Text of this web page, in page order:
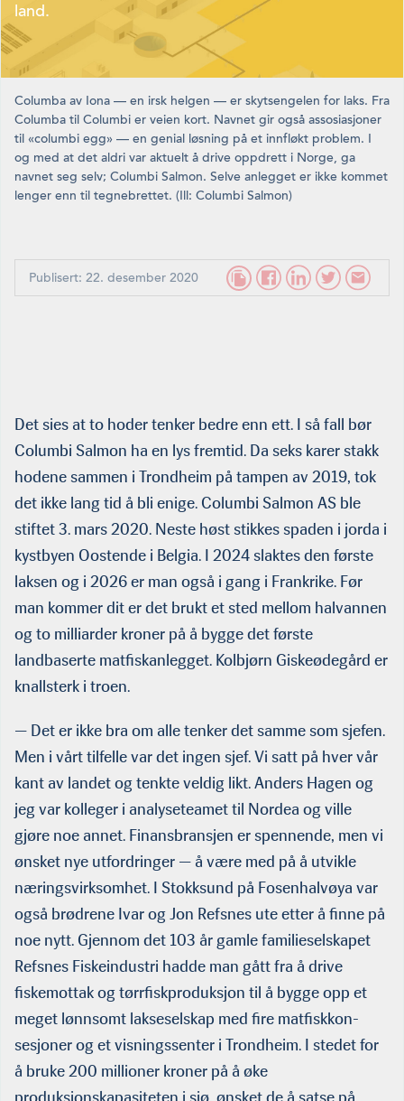
land.
Columba av Iona — en irsk helgen — er skytsengelen for laks. Fra
Columba til Columbi er veien kort. Navnet gir også assosias­joner
til «columbi egg» — en genial løsning på et innfløkt prob­lem. I
og med at det aldri var aktuelt å drive oppdrett i Norge, ga
navnet seg selv; Columbi Salmon. Selve anlegget er ikke kommet
lenger enn til tegnebrettet. (Ill: Columbi Salmon)
Publisert: 22. desember 2020
Det sies at to hoder tenker bedre enn ett. I så fall bør
Columbi Salmon ha en lys fremtid. Da seks karer stakk
hodene sammen i Trondheim på tampen av 2019, tok
det ikke lang tid å bli enige. Columbi Salmon AS ble
stiftet 3. mars 2020. Neste høst stikkes spaden i jorda i
kystbyen Oostende i Belgia. I 2024 slaktes den første
laksen og i 2026 er man også i gang i Frankrike. Før
man kommer dit er det brukt et sted mellom halvannen
og to milliarder kroner på å bygge det første
landbaserte matfiskanlegget. Kolbjørn Giskeødegård er
knallsterk i troen.
— Det er ikke bra om alle tenker det samme som sjefen.
Men i vårt tilfelle var det ingen sjef. Vi satt på hver vår
kant av landet og tenkte veldig likt. Anders Hagen og
jeg var kolleger i analyseteamet til Nordea og ville
gjøre noe annet. Finansbransjen er spennende, men vi
ønsket nye utfordringer — å være med på å utvikle
næringsvirksomhet. I Stokksund på Fosenhalvøya var
også brødrene Ivar og Jon Refsnes ute etter å finne på
noe nytt. Gjennom det 103 år gamle familieselskapet
Refsnes Fiskeindustri hadde man gått fra å drive
fiskemottak og tørrfiskproduksjon til å bygge opp et
meget lønnsomt lakseselskap med fire matfiskkon­
sesjoner og et visningssenter i Trondheim. I stedet for
å bruke 200 millioner kroner på å øke